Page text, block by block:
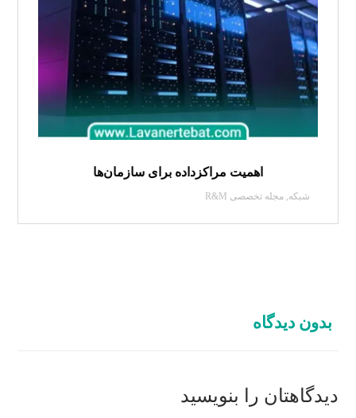
اهمیت مراکزداده برای سازمان‌ها
شبکه ,مجله تخصصی R&M
بدون دیدگاه
دیدگاهتان را بنویسید